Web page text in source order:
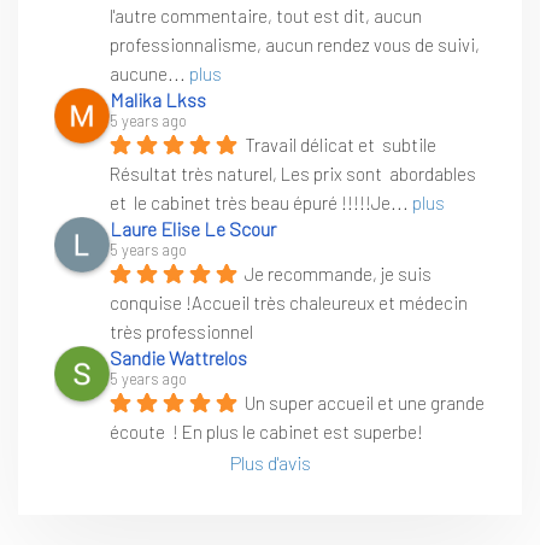
l'autre commentaire, tout est dit, aucun
professionnalisme, aucun rendez vous de suivi,
aucune... plus
Malika Lkss
5 years ago
Travail délicat et  subtile
Résultat très naturel, Les prix sont  abordables
et  le cabinet très beau épuré !!!!!Je... plus
Laure Elise Le Scour
5 years ago
Je recommande, je suis
conquise !Accueil très chaleureux et médecin
très professionnel
Sandie Wattrelos
5 years ago
Un super accueil et une grande
écoute  ! En plus le cabinet est superbe!
Plus d'avis